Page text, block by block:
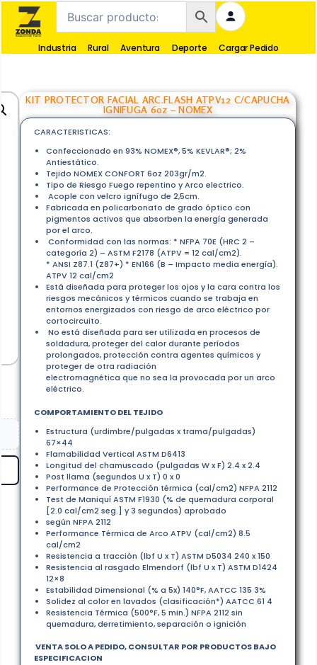
Industria Rural Aventura Deporte Cargar Pedido
KIT PROTECTOR FACIAL ARC.FLASH ATPV12 C/CAPUCHA
IGNIFUGA 6oz – NOMEX
CARACTERISTICAS:
Confeccionado en 93% NOMEX®, 5% KEVLAR®; 2%
Antiestático.
Tejido NOMEX CONFORT 6oz 203gr/m2.
Tipo de Riesgo Fuego repentino y Arco electrico.
Acople con velcro ignífugo de 2,5cm.
Fabricada en policarbonato de grado óptico con
pigmentos activos que absorben la energía generada
por el arco.
Conformidad con las normas: * NFPA 70E (HRC 2 –
categoría 2) – ASTM F2178 (ATPV = 12 cal/cm2).
* ANSI Z87.1 (Z87+) * EN166 (B – Impacto media energía).
ATPV 12 cal/cm2
Está diseñada para proteger los ojos y la cara contra los
riesgos mecánicos y térmicos cuando se trabaja en
entornos energizados con riesgo de arco eléctrico por
cortocircuito.
No está diseñada para ser utilizada en procesos de
soldadura, proteger del calor durante períodos
prolongados, protección contra agentes químicos y
proteger de otra radiación
electromagnética que no sea la provocada por un arco
eléctrico.
COMPORTAMIENTO DEL TEJIDO
Estructura (urdimbre/pulgadas x trama/pulgadas)
67×44
Flamabilidad Vertical ASTM D6413
Longitud del chamuscado (pulgadas W x F) 2.4 x 2.4
Post llama (segundos U x T) 0 x 0
Performance de Protección térmica (cal/cm2) NFPA 2112
Test de Maniquí ASTM F1930 (% de quemadura corporal
[2.0 cal/cm2 seg.] y 3 segundos) aprobado
según NFPA 2112
Performance Térmica de Arco ATPV (cal/cm2) 8.5
cal/cm2
Resistencia a tracción (lbf U x T) ASTM D5034 240 x 150
Resistencia al rasgado Elmendorf (lbf U x T) ASTM D1424
12×8
Estabilidad Dimensional (% a 5x) 140°F, AATCC 135 3%
Solidez al color en lavados (clasificación*) AATCC 61 4
Resistencia Térmica (500°F, 5 min.) NFPA 2112 sin
quemadura, derretimiento, separación o ignición
VENTA SOLO A PEDIDO, CONSULTAR POR PRODUCTOS BAJO
ESPECIFICACION